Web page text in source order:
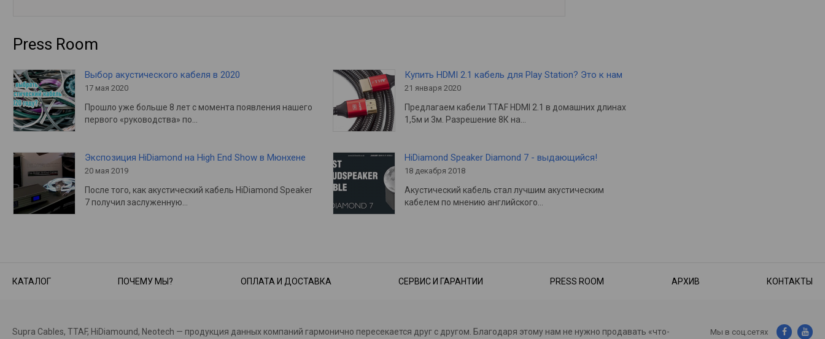
Press Room
Выбор акустического кабеля в 2020
17 мая 2020
Прошло уже больше 8 лет с момента появления нашего
первого «руководства» по…
Купить HDMI 2.1 кабель для Play Station? Это к нам
21 января 2020
Предлагаем кабели TTAF HDMI 2.1 в домашних длинах
1,5м и 3м. Разрешение 8К на…
Экспозиция HiDiamond на High End Show в Мюнхене
20 мая 2019
После того, как акустический кабель HiDiamond Speaker
7 получил заслуженную…
HiDiamond Speaker Diamond 7 - выдающийся!
18 декабря 2018
Акустический кабель стал лучшим акустическим
кабелем по мнению английского…
КАТАЛОГ ПОЧЕМУ МЫ? ОПЛАТА И ДОСТАВКА СЕРВИС И ГАРАНТИИ PRESS ROOM АРХИВ КОНТАКТЫ
Supra Cables, TTAF, HiDiamound, Neotech — продукция данных компаний гармонично пересекается друг с другом. Благодаря этому нам не нужно продавать «что- Мы в соц.сетях